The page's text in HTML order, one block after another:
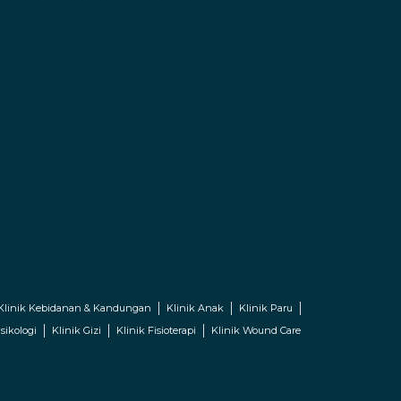
Kebidanan & Kandungan Klinik Anak
Klinik Paru
Klinik Gizi Klinik Fisioterapi Klinik Wound Care